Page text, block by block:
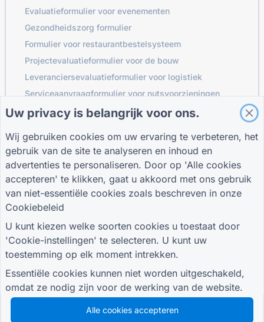
Evaluatieformulier voor evenementen
Gezondheidszorg formulier
Formulier voor restaurantbestelsysteem
Projectevaluatieformulier voor de bouw
Leveranciersevaluatieformulier voor logistiek
Serviceaanvraagformulier voor nutsvoorzieningen
Klantbetrokkenheidsformulier
SLUIT JE AAN BIJ DE GEMEENSCHAP
GIDSEN
Helpcentrum
Bloggen
TIGER FORM Gids
BEDRIJF
Over ons
Neem contact met
ons op
VOORWAARDEN
Voorwaarden
Privacybeleid
Cookie-instellingen
© 2026 QR Form Generator. All rights reserved.
Uw privacy is belangrijk voor ons.
Wij gebruiken cookies om uw ervaring te verbeteren, het
gebruik van de site te analyseren en inhoud en
advertenties te personaliseren. Door op 'Alle cookies
accepteren' te klikken, gaat u akkoord met ons gebruik
van niet-essentiële cookies zoals beschreven in onze
Cookiebeleid
U kunt kiezen welke soorten cookies u toestaat door
'Cookie-instellingen' te selecteren. U kunt uw
toestemming op elk moment intrekken.
Essentiële cookies kunnen niet worden uitgeschakeld,
omdat ze nodig zijn voor de werking van de website.
Alle cookies accepteren